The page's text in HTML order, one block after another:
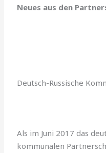
Neues aus den
Deutsch-Russische
Als im Juni 2017 das
kommunalen